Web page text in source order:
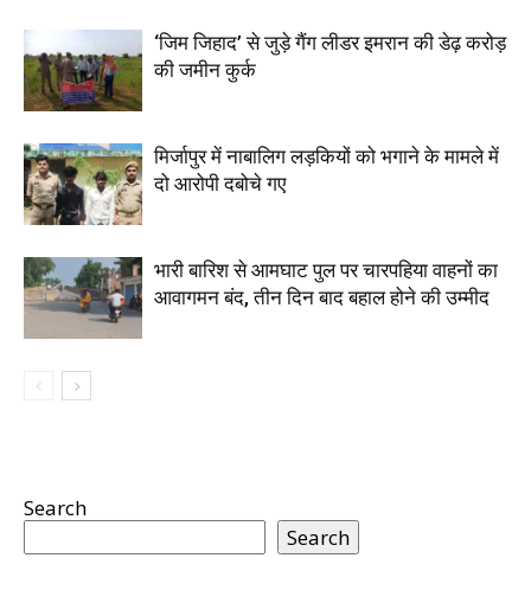
‘जिम जिहाद’ से जुड़े गैंग लीडर इमरान की डेढ़ करोड़
की जमीन कुर्क
मिर्जापुर में नाबालिग लड़कियों को भगाने के मामले में
दो आरोपी दबोचे गए
भारी बारिश से आमघाट पुल पर चारपहिया वाहनों का
आवागमन बंद, तीन दिन बाद बहाल होने की उम्मीद
Search
Search